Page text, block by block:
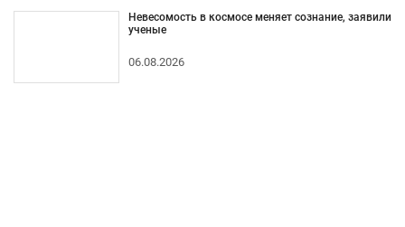
Невесомость в космосе меняет сознание, заявили
ученые
06.08.2026